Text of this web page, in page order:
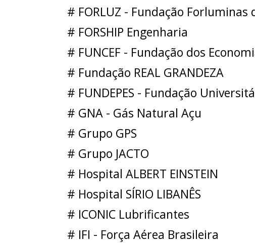
# FORLUZ - Fundação Forluminas
# FORSHIP Engenharia
# FUNCEF - Fundação dos
# Fundação REAL GRANDEZA
# FUNDEPES - Fundação
# GNA - Gás Natural Açu
# Grupo GPS
# Grupo JACTO
# Hospital ALBERT EINSTEIN
# Hospital SÍRIO LIBANÊS
# ICONIC Lubrificantes
# IFI - Força Aérea Brasileira